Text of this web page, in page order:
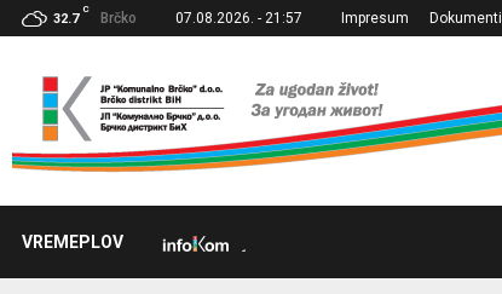
32.7
C
Brčko 07.08.2026. - 21:57 Impresum Dokumenti
VREMEPLOV